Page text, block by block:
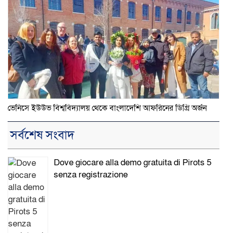
ভেনিসে ইউউভ বিশ্ববিদ্যালয় থেকে বাংলাদেশি আফরিনের ডিগ্রি অর্জন
সর্বশেষ সংবাদ
Dove giocare alla demo gratuita di Pirots 5
senza registrazione